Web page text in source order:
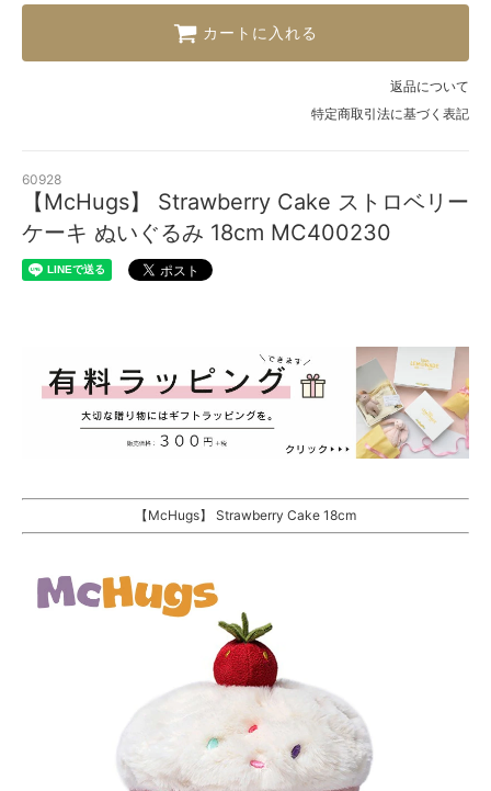
カートに入れる
返品について
特定商取引法に基づく表記
60928
【McHugs】 Strawberry Cake ストロベリー
ケーキ ぬいぐるみ 18cm MC400230
【McHugs】 Strawberry Cake 18cm